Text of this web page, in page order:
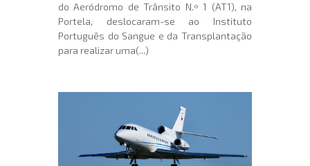
do Aeródromo de Trânsito N.º 1 (AT1), na
Portela, deslocaram-se ao Instituto
Português do Sangue e da Transplantação
para realizar uma(...)